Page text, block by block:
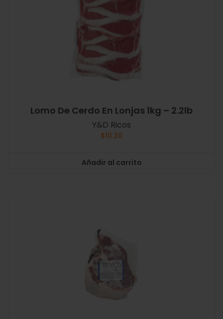
Lomo De Cerdo En Lonjas 1kg – 2.2lb
Y&D Ricos
$10.30
Añadir al carrito